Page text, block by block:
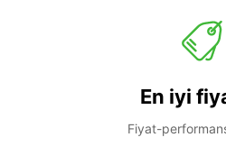
En iyi
Fiyat-